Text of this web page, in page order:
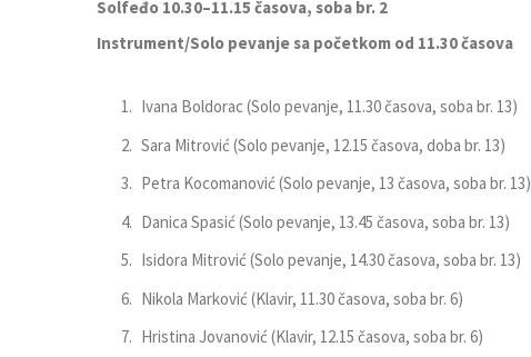
Solfeđo 10.30–11.15 časova, soba br. 2
Instrument/Solo pevanje sa početkom od 11.30 časova
Ivana Boldorac (Solo pevanje, 11.30 časova, soba br. 13)
Sara Mitrović (Solo pevanje, 12.15 časova, doba br. 13)
Petra Kocomanović (Solo pevanje, 13 časova, soba br. 13)
Danica Spasić (Solo pevanje, 13.45 časova, soba br. 13)
Isidora Mitrović (Solo pevanje, 14.30 časova, soba br. 13)
Nikola Marković (Klavir, 11.30 časova, soba br. 6)
Hristina Jovanović (Klavir, 12.15 časova, soba br. 6)